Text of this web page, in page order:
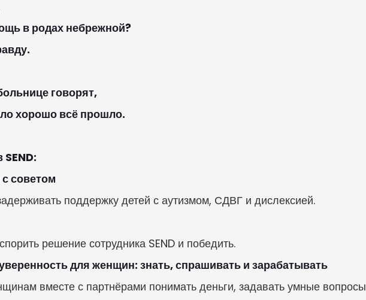
в родах небрежной?
говорят,
хорошо всё прошло.
советом
поддержку детей с аутизмом, СДВГ и дислексией.
решение сотрудника SEND и победить.
для женщин: знать, спрашивать и зарабатывать
вместе с партнёрами понимать деньги, задавать умные